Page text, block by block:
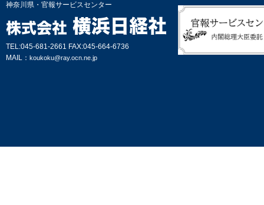
神奈川県・官報サービスセンター
TEL:045-681-2661 FAX:045-664-6736
MAIL： koukoku@ray.ocn.ne.jp